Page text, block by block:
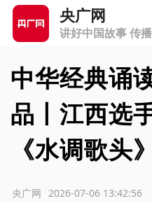
央广网
讲好中国故事 传
中华经典诵
品丨江西选
《水调歌头》
2026-07-06 13:42:56
央广网